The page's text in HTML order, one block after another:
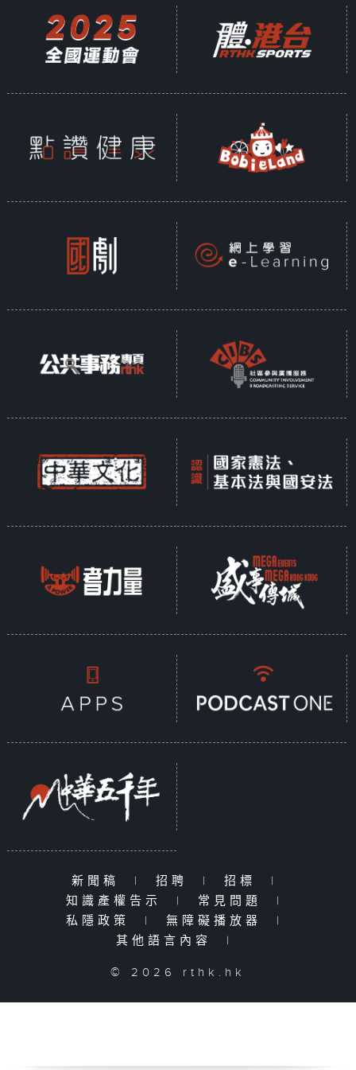
新聞稿 | 招聘 | 招標
|
知識產權告示
| 常見問題
|
私隱政策
| 無障礙播放器
|
其他語言內容
|
© 2026 rthk.hk